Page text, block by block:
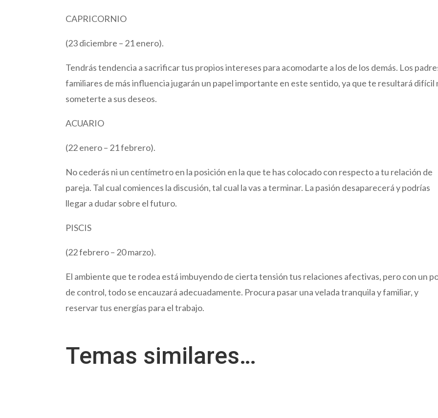
CAPRICORNIO
(23 diciembre – 21 enero).
Tendrás tendencia a sacrificar tus propios intereses para acomodarte a los de los demás. Los
familiares de más influencia jugarán un papel importante en este sentido, ya que te resultará difícil
someterte a sus deseos.
ACUARIO
(22 enero – 21 febrero).
No cederás ni un centímetro en la posición en la que te has colocado con respecto a tu relación de
pareja. Tal cual comiences la discusión, tal cual la vas a terminar. La pasión desaparecerá y podrías
llegar a dudar sobre el futuro.
PISCIS
(22 febrero – 20 marzo).
El ambiente que te rodea está imbuyendo de cierta tensión tus relaciones afectivas, pero con un
de control, todo se encauzará adecuadamente. Procura pasar una velada tranquila y familiar, y
reservar tus energías para el trabajo.
Temas similares…